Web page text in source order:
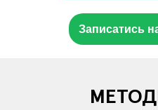
Записатись